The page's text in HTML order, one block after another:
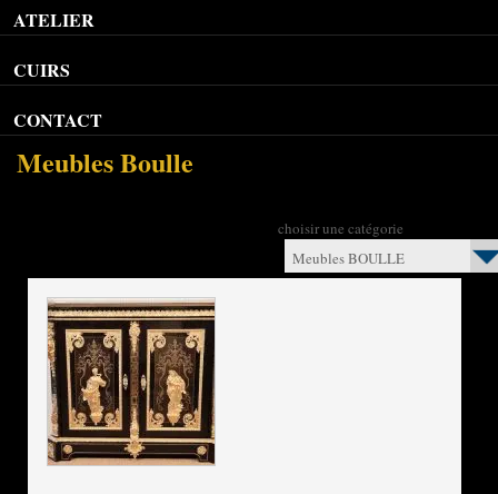
ATELIER
CUIRS
CONTACT
Meubles Boulle
choisir une catégorie
Meubles BOULLE